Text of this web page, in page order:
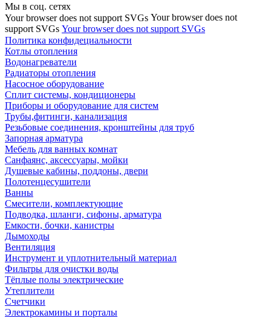
Мы в соц. сетях
Your browser does not support SVGs Your browser does not
support SVGs Your browser does not support SVGs
Политика конфидециальности
Котлы отопления
Водонагреватели
Радиаторы отопления
Насосное оборудование
Сплит системы, кондиционеры
Приборы и оборудование для систем
Трубы,фитинги, канализация
Резьбовые соединения, кронштейны для труб
Запорная арматура
Мебель для ванных комнат
Санфаянс, аксессуары, мойки
Душевые кабины, поддоны, двери
Полотенцесушители
Ванны
Смесители, комплектующие
Подводка, шланги, сифоны, арматура
Емкости, бочки, канистры
Дымоходы
Вентиляция
Инструмент и уплотнительный материал
Фильтры для очистки воды
Тёплые полы электрические
Утеплители
Счетчики
Электрокамины и порталы